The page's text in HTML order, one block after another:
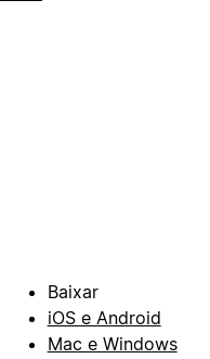
Baixar
iOS e Android
Mac e Windows